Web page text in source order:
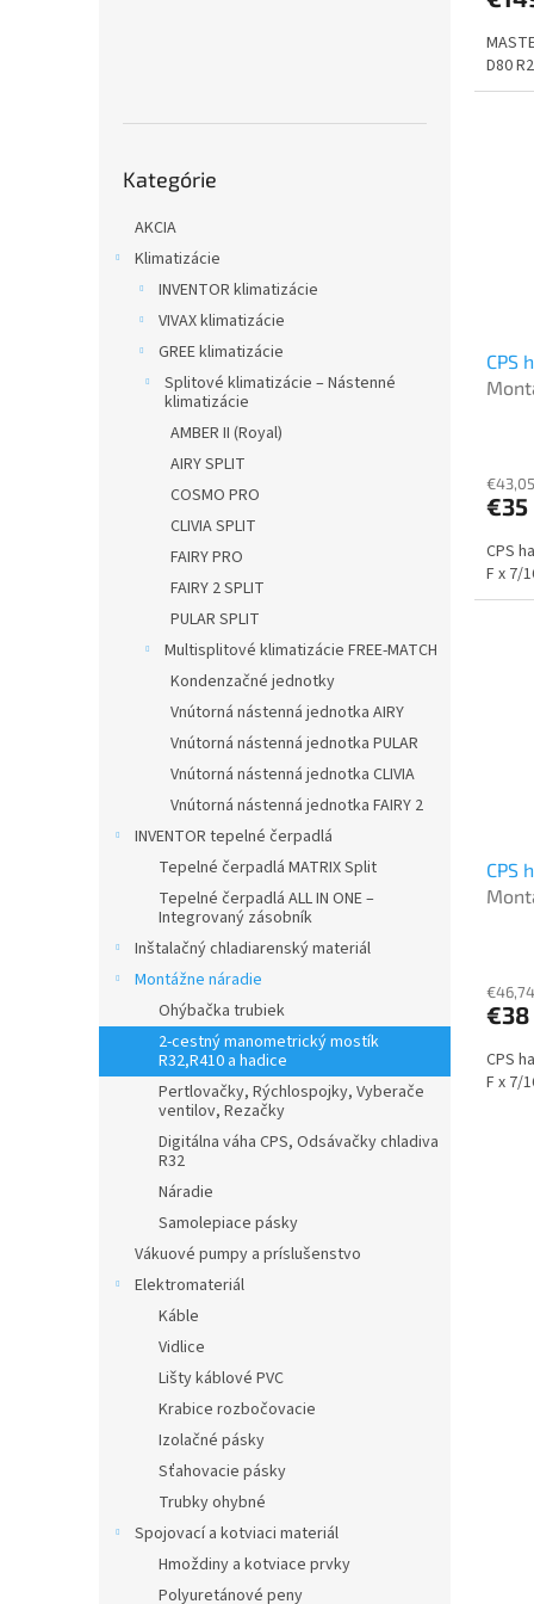
kategórie
Kategórie
AKCIA
Klimatizácie
INVENTOR klimatizácie
VIVAX klimatizácie
GREE klimatizácie
Splitové klimatizácie – Nástenné
klimatizácie
AMBER II (Royal)
AIRY SPLIT
COSMO PRO
CLIVIA SPLIT
FAIRY PRO
FAIRY 2 SPLIT
PULAR SPLIT
Multisplitové klimatizácie FREE-MATCH
Kondenzačné jednotky
Vnútorná nástenná jednotka AIRY
Vnútorná nástenná jednotka PULAR
Vnútorná nástenná jednotka CLIVIA
Vnútorná nástenná jednotka FAIRY 2
INVENTOR tepelné čerpadlá
Tepelné čerpadlá MATRIX Split
Tepelné čerpadlá ALL IN ONE –
Integrovaný zásobník
Inštalačný chladiarenský materiál
Montážne náradie
Ohýbačka trubiek
2-cestný manometrický mostík
R32,R410 a hadice
Pertlovačky, Rýchlospojky, Vyberače
ventilov, Rezačky
Digitálna váha CPS, Odsávačky chladiva
R32
Náradie
Samolepiace pásky
Vákuové pumpy a príslušenstvo
Elektromateriál
Káble
Vidlice
Lišty káblové PVC
Krabice rozbočovacie
Izolačné pásky
Sťahovacie pásky
Trubky ohybné
Spojovací a kotviaci materiál
Hmoždiny a kotviace prvky
Polyuretánové peny
D80
CPS
€35
CPS
F x 7/
CPS
€38
CPS
F x 7/